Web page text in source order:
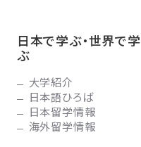
日本で学ぶ・世界で学
ぶ
大学紹介
日本語ひろば
日本留学情報
海外留学情報